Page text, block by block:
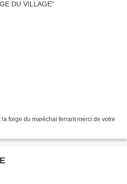
forge du maréchal ferrant merci de votre